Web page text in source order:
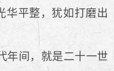
华平整，犹如打磨出
间，就是二十一世